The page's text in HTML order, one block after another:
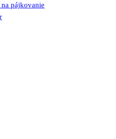
pájkovanie